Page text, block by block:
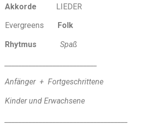
Akkorde LIEDER
Evergreens Folk
Rhytmus Spaß
Anfänger + Fortgeschrittene
Kinder und Erwachsene